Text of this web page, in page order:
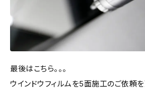
最後はこちら。。。
ウインドウフィルムを5面施工のご依頼を